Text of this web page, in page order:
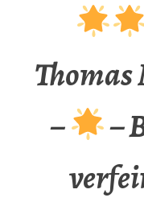
Thomas
–
–